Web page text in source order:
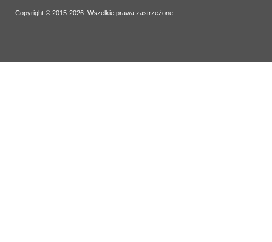
Copyright © 2015-2026. Wszelkie prawa zastrzeżone.